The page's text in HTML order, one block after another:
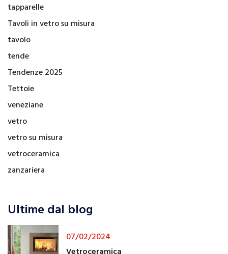
tapparelle
Tavoli in vetro su misura
tavolo
tende
Tendenze 2025
Tettoie
veneziane
vetro
vetro su misura
vetroceramica
zanzariera
Ultime dal blog
07/02/2024